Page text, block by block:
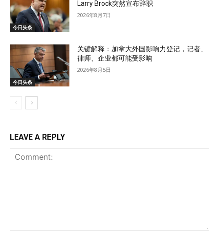
今日头条
Larry Brock突然宣布辞职
2026年8月7日
今日头条
关键解释：加拿大外国影响力登记，记者、
律师、企业都可能受影响
2026年8月5日
LEAVE A REPLY